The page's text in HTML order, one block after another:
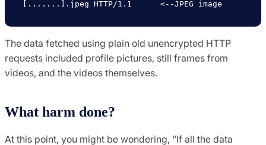
The data fetched using plain old unencrypted HTTP
requests included profile pictures, still frames from
videos, and the videos themselves.
What harm done?
At this point, you might be wondering, “If all the data